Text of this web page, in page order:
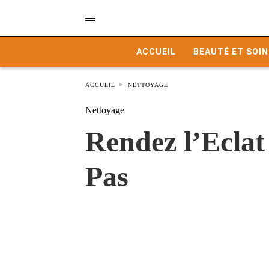
ACCUEIL BEAUTÉ ET SOIN
ACCUEIL NETTOYAGE
Nettoyage
Rendez
Pas